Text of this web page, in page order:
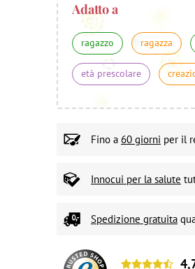
Adatto a
ragazzo ragazza
età prescolare
Fino a 60 giorni per il
Innocui per la salute
Spedizione gratuita